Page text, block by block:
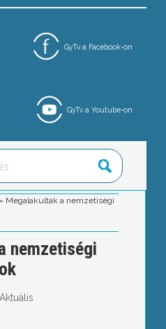
GyTv a Facebook-on
GyTv a Youtube-on
» Megalakultak a nemzetiségi
nemzetiségi